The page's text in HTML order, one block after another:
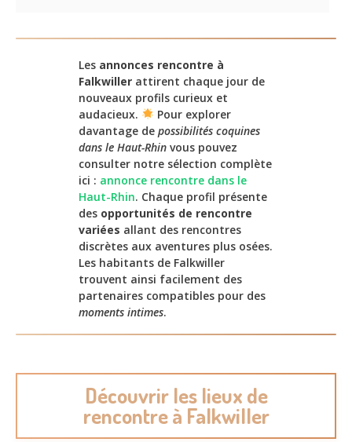
Les annonces rencontre à
Falkwiller attirent chaque jour de
nouveaux profils curieux et
audacieux.
Pour explorer
davantage de possibilités coquines
dans le Haut-Rhin vous pouvez
consulter notre sélection complète
ici : annonce rencontre dans le
Haut-Rhin. Chaque profil présente
des opportunités de rencontre
variées allant des rencontres
discrètes aux aventures plus osées.
Les habitants de Falkwiller
trouvent ainsi facilement des
partenaires compatibles pour des
moments intimes.
Découvrir les lieux de
rencontre à Falkwiller